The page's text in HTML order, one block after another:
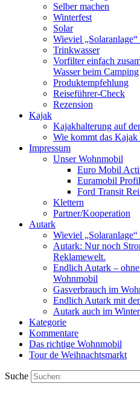
Selber machen
Winterfest
Solar
Wieviel
Trinkwasser
Vorfilter einfach
Wasser beim Camping
Produktempfehlung
Reiseführer-Check
Rezension
Kajak
Kajakhalterung auf
Wie kommt das
Impressum
Unser Wohnmobil
Euro Mobil
Euramobil
Ford Transit
Klettern
Partner/Kooperation
Autark
Wieviel
Autark: Nur noch
Reklamewelt.
Endlich Autark –
Wohnmobil
Gasverbrauch im
Endlich Autark mit
Autark auch im
Kategorie
Kommentare
Das richtige Wohnmobil
Tour de Weihnachtsmarkt
Suche